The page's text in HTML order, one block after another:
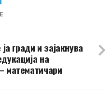
гради и зајакнува
на
математичари